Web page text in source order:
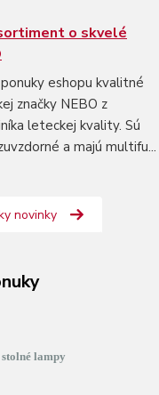
o skvelé
eshopu kvalitné
značky NEBO z
leteckej kvality. Sú
a majú multifu...
novinky
lampy